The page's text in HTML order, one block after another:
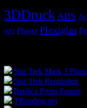
3DDruck ABS
MP3 Phaser Plexiglas
Star Trek Mark 3
Star Trek Requisiten
Replica Props Forum
TRcoding.net